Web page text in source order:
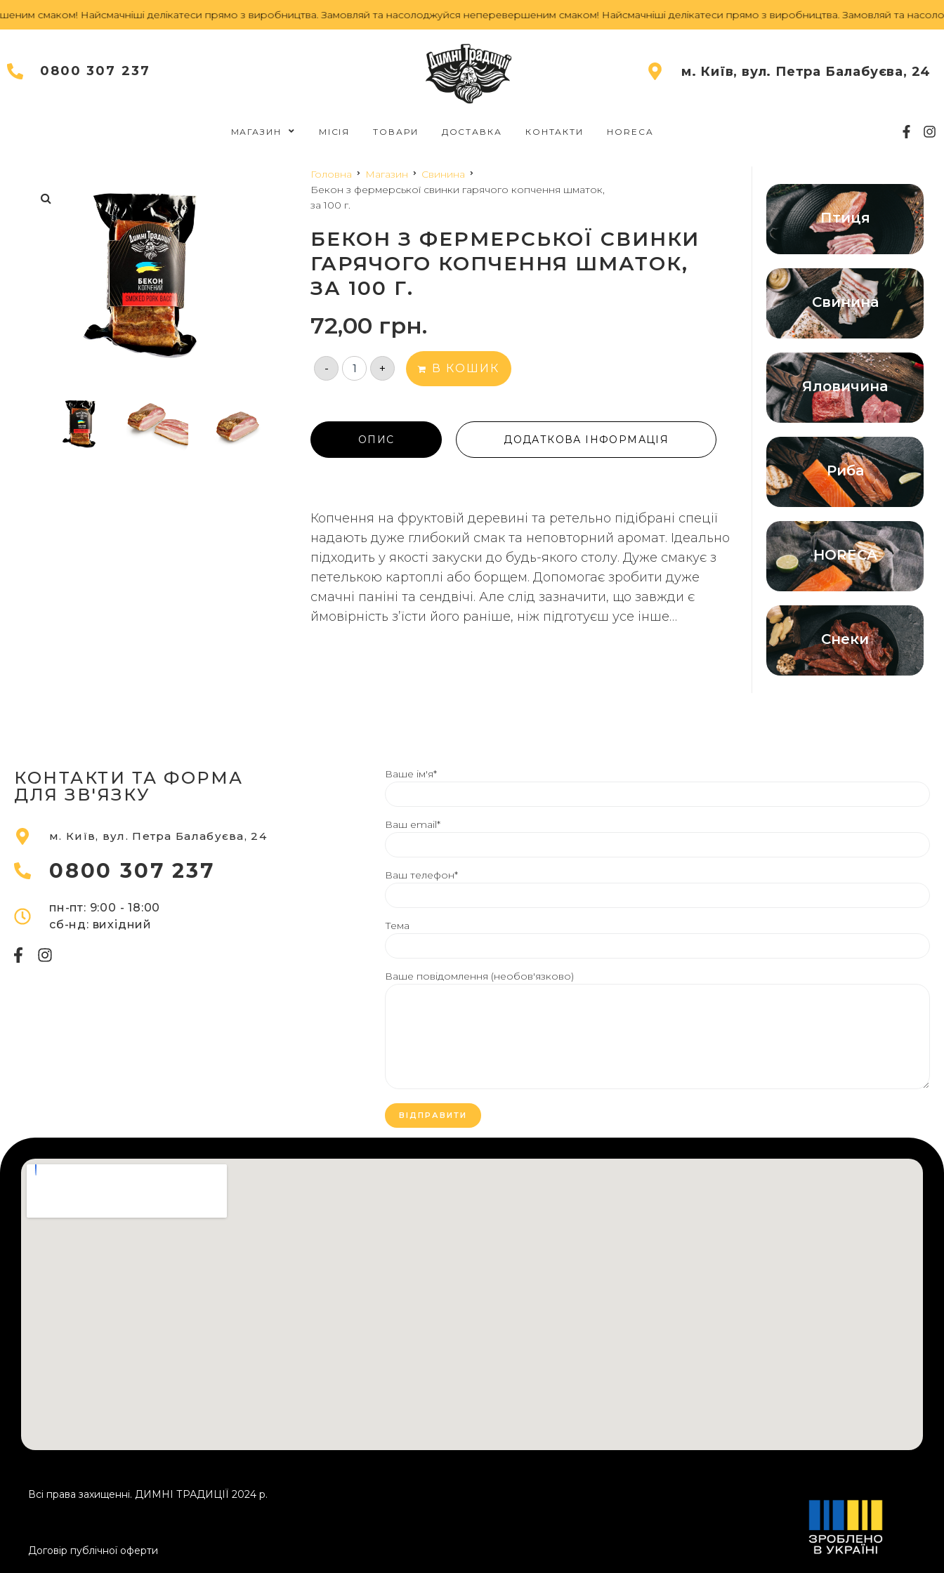
смаком! Найсмачніші делікатеси прямо з виробництва.Замовляй та насолоджуйся неперевершеним смаком! Найсмачніші делікатеси прямо з виробництва.Замовляй та
0800 307 237 м. Київ, вул. Петра Балабуєва, 24
МАГАЗИН МІСІЯ ТОВАРИ ДОСТАВКА КОНТАКТИ HORECA
Головна Магазин
Свинина
Бекон з фермерської свинки гарячого копчення шматок,
за 100 г.
БЕКОН З ФЕРМЕРСЬКОЇ СВИНКИ
ГАРЯЧОГО КОПЧЕННЯ ШМАТОК,
ЗА 100 Г.
72,00 грн.
- + В КОШИК
ОПИС ДОДАТКОВА ІНФОРМАЦІЯ
Копчення на фруктовій деревині та ретельно підібрані спеції
надають дуже глибокий смак та неповторний аромат. Ідеально
підходить у якості закуски до будь-якого столу. Дуже смакує з
петелькою картоплі або борщем. Допомогає зробити дуже
смачні паніні та сендвічі. Але слід зазначити, що завжди є
ймовірність з’їсти його раніше, ніж підготуєш усе інше…
Птиця
Свинина
Яловичина
Риба
HORECA
Снеки
КОНТАКТИ ТА ФОРМА
ДЛЯ ЗВ'ЯЗКУ
м. Київ, вул. Петра Балабуєва, 24
0800 307 237
пн-пт: 9:00 - 18:00
сб-нд: вихідний
Ваше ім'я*
Ваш email*
Ваш телефон*
Тема
Ваше повідомлення (необов'язково)
Всі права захищенні. ДИМНІ ТРАДИЦІЇ 2024 р.
Договір публічної оферти